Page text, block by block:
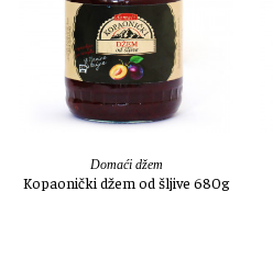
Domaći džem
Kopaonički džem od šljive 680g